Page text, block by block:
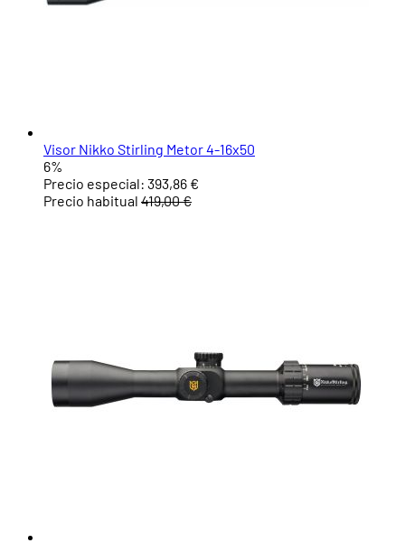
Visor Nikko Stirling Metor 4-16x50
6%
Precio especial: 393,86 €
Precio habitual 419,00 €